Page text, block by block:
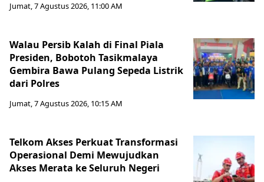
Jumat, 7 Agustus 2026, 11:00 AM
Walau Persib Kalah di Final Piala
Presiden, Bobotoh Tasikmalaya
Gembira Bawa Pulang Sepeda Listrik
dari Polres
Jumat, 7 Agustus 2026, 10:15 AM
Telkom Akses Perkuat Transformasi
Operasional Demi Mewujudkan
Akses Merata ke Seluruh Negeri